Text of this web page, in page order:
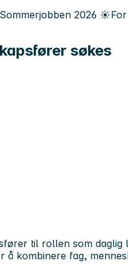
Sommerjobben 2026 ☀️
søkes
til rollen som daglig
kombinere fag,